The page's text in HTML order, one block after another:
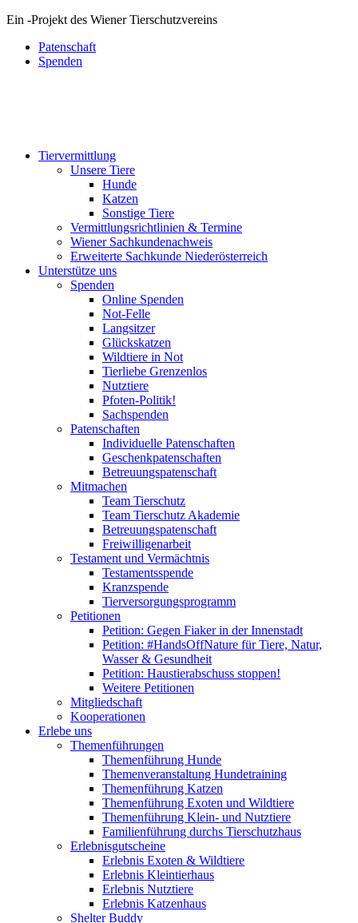
Ein -Projekt des Wiener Tierschutzvereins
Patenschaft
Spenden
Tiervermittlung
Unsere Tiere
Hunde
Katzen
Sonstige Tiere
Vermittlungsrichtlinien & Termine
Wiener Sachkundenachweis
Erweiterte Sachkunde Niederösterreich
Unterstütze uns
Spenden
Online Spenden
Not-Felle
Langsitzer
Glückskatzen
Wildtiere in Not
Tierliebe Grenzenlos
Nutztiere
Pfoten-Politik!
Sachspenden
Patenschaften
Individuelle Patenschaften
Geschenkpatenschaften
Betreuungspatenschaft
Mitmachen
Team Tierschutz
Team Tierschutz Akademie
Betreuungspatenschaft
Freiwilligenarbeit
Testament und Vermächtnis
Testamentsspende
Kranzspende
Tierversorgungsprogramm
Petitionen
Petition: Gegen Fiaker in der Innenstadt
Petition: #HandsOffNature für Tiere, Natur,
Wasser & Gesundheit
Petition: Haustierabschuss stoppen!
Weitere Petitionen
Mitgliedschaft
Kooperationen
Erlebe uns
Themenführungen
Themenführung Hunde
Themenveranstaltung Hundetraining
Themenführung Katzen
Themenführung Exoten und Wildtiere
Themenführung Klein- und Nutztiere
Familienführung durchs Tierschutzhaus
Erlebnisgutscheine
Erlebnis Exoten & Wildtiere
Erlebnis Kleintierhaus
Erlebnis Nutztiere
Erlebnis Katzenhaus
Shelter Buddy